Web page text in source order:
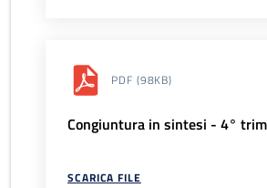
PDF (98KB)
Congiuntura in sintesi - 4°
SCARICA FILE